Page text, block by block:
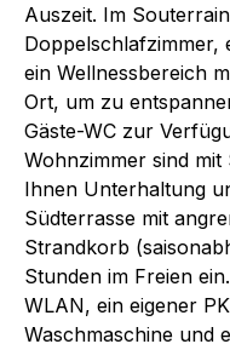
Auszeit. Im
Doppelschlafzimmer,
ein Wellnessbereich
Ort, um zu
Gäste-WC zur
Wohnzimmer sind
Ihnen Unterhaltung
Südterrasse mit
Strandkorb
Stunden im Freien
WLAN, ein eigener
Waschmaschine und